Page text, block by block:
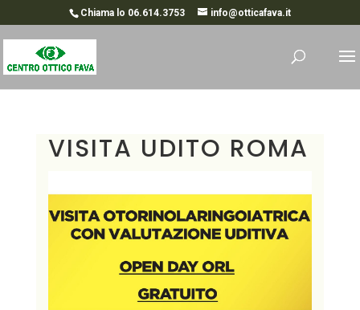
Chiama lo 06.614.3753 info@otticafava.it
VISITA UDITO ROMA